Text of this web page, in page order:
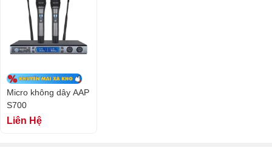
Micro không dây AAP
S700
Liên Hệ